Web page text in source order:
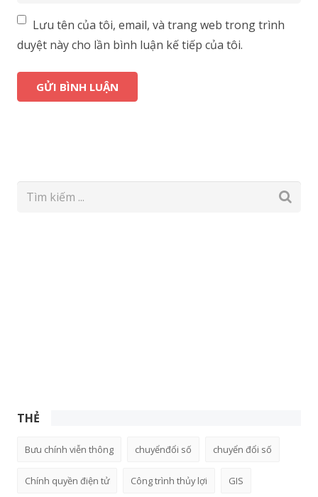
Lưu tên của tôi, email, và trang web trong trình
duyệt này cho lần bình luận kế tiếp của tôi.
THẺ
Bưu chính viễn thông chuyểnđổi số chuyển đổi số
Chính quyền điện tử Công trình thủy lợi GIS